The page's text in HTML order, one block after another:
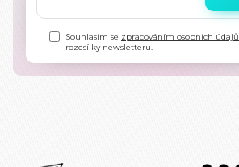
Souhlasím se zpracováním osobních údajů
rozesílky newsletteru.